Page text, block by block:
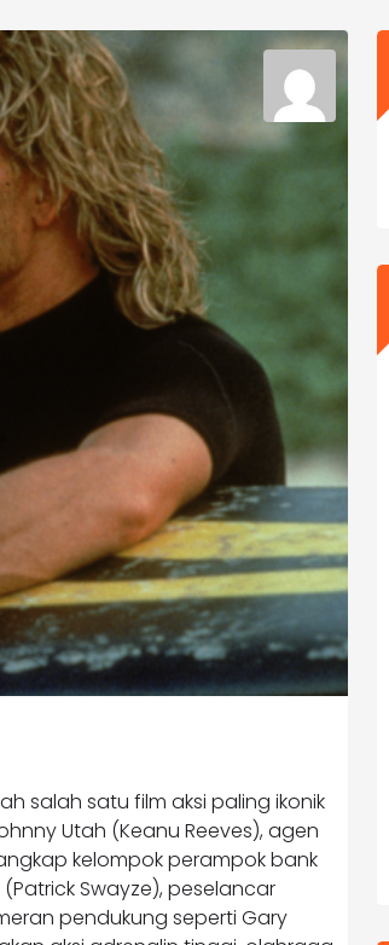
salah satu film aksi paling ikonik
Utah (Keanu Reeves), agen
kelompok perampok bank
Swayze), peselancar
pendukung seperti Gary